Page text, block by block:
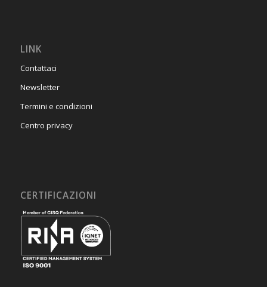
LINK
Contattaci
Newsletter
Termini e condizioni
Centro privacy
CERTIFICAZIONI